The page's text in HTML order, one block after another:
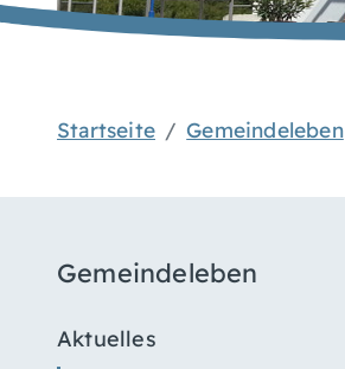
Startseite Gemeindeleben
Gemeindeleben
Aktuelles